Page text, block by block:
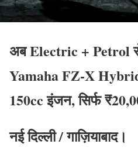
अब Electric + Petrol
Yamaha FZ‑X
150cc इंजन, सिर्फ
नई दिल्ली / गाज़ियाबाद।